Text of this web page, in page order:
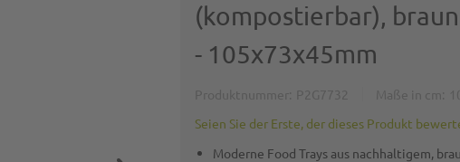
(kompostierbar),
- 105x73x45mm
Seien Sie der Erste, der dieses Produkt
Moderne Food Trays aus nachhaltigem,